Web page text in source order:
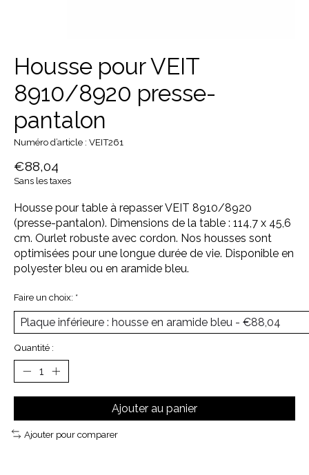
Housse pour VEIT
8910/8920 presse-
pantalon
Numéro d’article : VEIT261
€88,04
Sans les taxes
Housse pour table à repasser VEIT 8910/8920
(presse-pantalon). Dimensions de la table : 114,7 x 45,6
cm. Ourlet robuste avec cordon. Nos housses sont
optimisées pour une longue durée de vie. Disponible en
polyester bleu ou en aramide bleu.
Faire un choix: *
Quantité :
Ajouter au panier
Ajouter pour comparer